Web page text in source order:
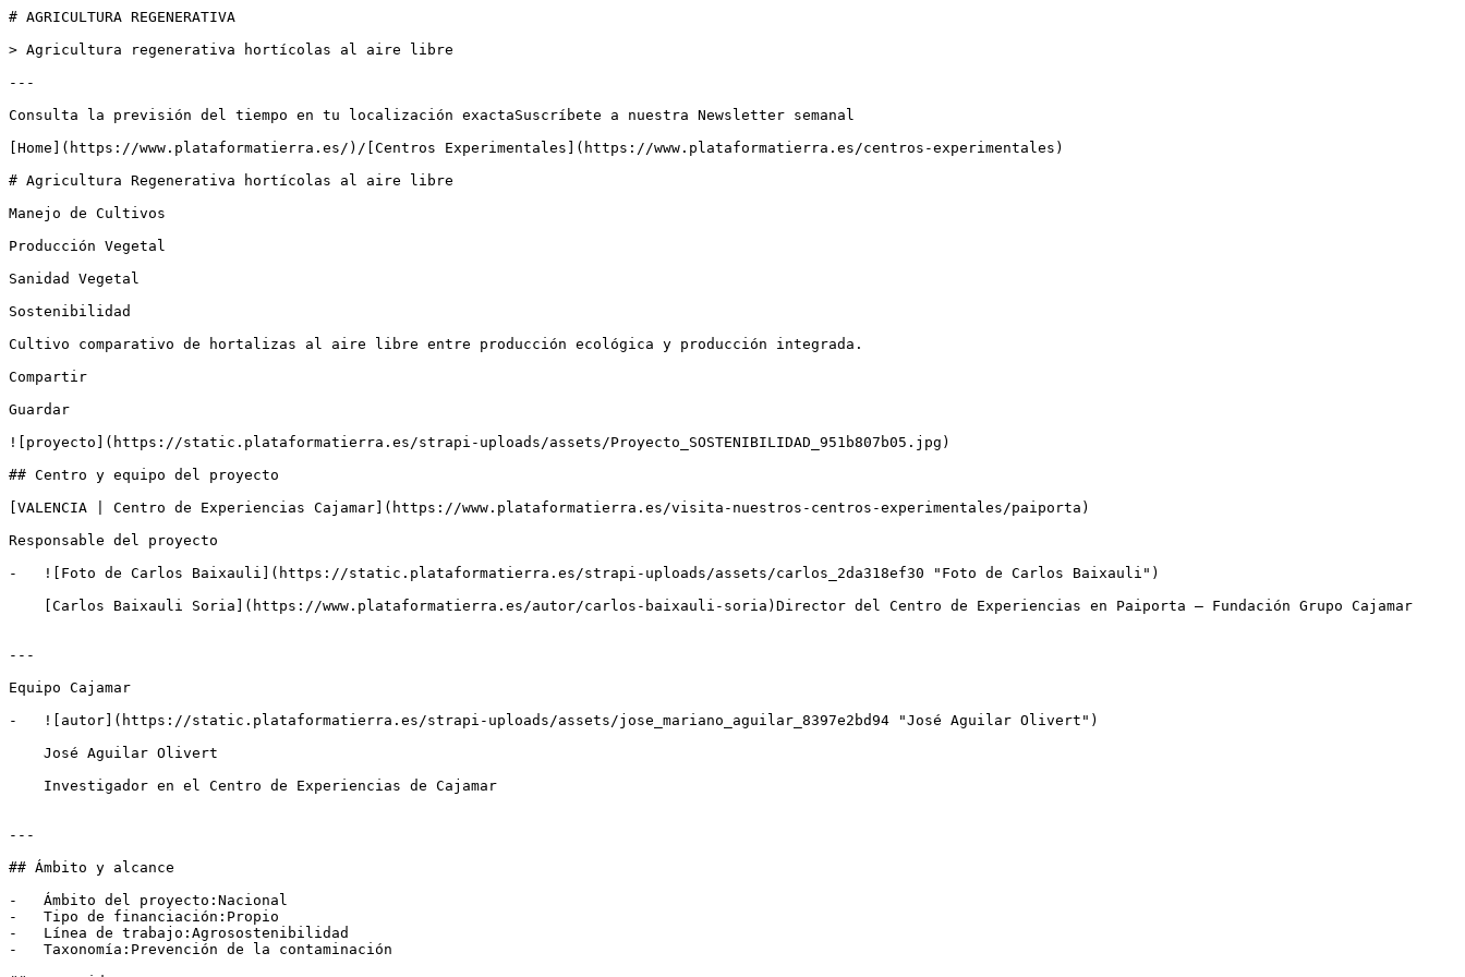
# AGRICULTURA REGENERATIVA
> Agricultura regenerativa hortícolas al aire libre
---
Consulta la previsión del tiempo en tu localización exactaSuscríbete a nuestra Newsletter semanal
[Home](https://www.plataformatierra.es/)/[Centros Experimentales](https://www.plataformatierra.es/centros-experimentales)
# Agricultura Regenerativa hortícolas al aire libre
Manejo de Cultivos
Producción Vegetal
Sanidad Vegetal
Sostenibilidad
Cultivo comparativo de hortalizas al aire libre entre producción ecológica y producción integrada.
Compartir
Guardar
![proyecto](https://static.plataformatierra.es/strapi-uploads/assets/Proyecto_SOSTENIBILIDAD_951b807b05.jpg)
## Centro y equipo del proyecto
[VALENCIA | Centro de Experiencias Cajamar](https://www.plataformatierra.es/visita-nuestros-centros-experimentales/paiporta)
Responsable del proyecto
-   ![Foto de Carlos Baixauli](https://static.plataformatierra.es/strapi-uploads/assets/carlos_2da318ef30 "Foto de Carlos Baixauli")
---
Equipo Cajamar
-   ![autor](https://static.plataformatierra.es/strapi-uploads/assets/jose_mariano_aguilar_8397e2bd94 "José Aguilar Olivert")
---
## Ámbito y alcance
-   Ámbito del proyecto:Nacional
-   Tipo de financiación:Propio
-   Línea de trabajo:Agrosostenibilidad
-   Taxonomía:Prevención de la contaminación